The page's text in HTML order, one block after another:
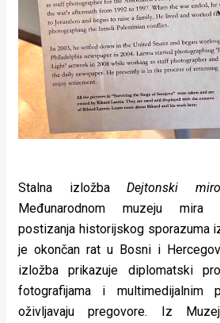
Stalna izložbaDejtonski
Međunarodnom muzeju mira
postizanja historijskog sporazuma
je okončan rat u Bosni i
izložba prikazuje diplomatski
fotografijama i multimedijalnim
oživljavaju pregovore. Iz